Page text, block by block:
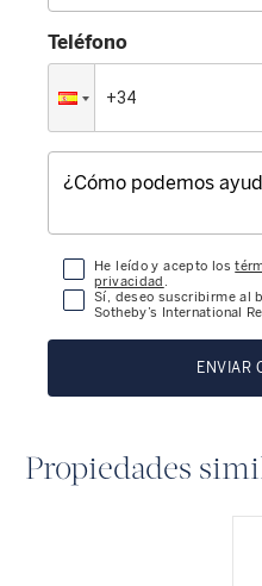
Teléfono
He leído y acepto los
privacidad .
Sí, deseo suscribirme al
Sotheby’s International
ENVIAR
Propiedades